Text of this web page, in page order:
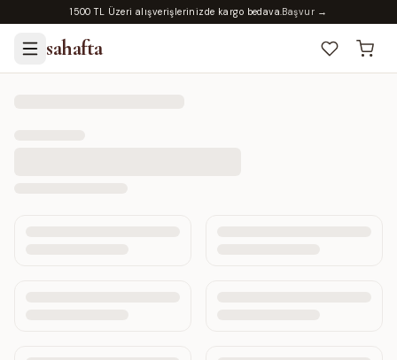
1500 TL Üzeri alışverişlerinizde kargo bedava.Başvur →
sahafta